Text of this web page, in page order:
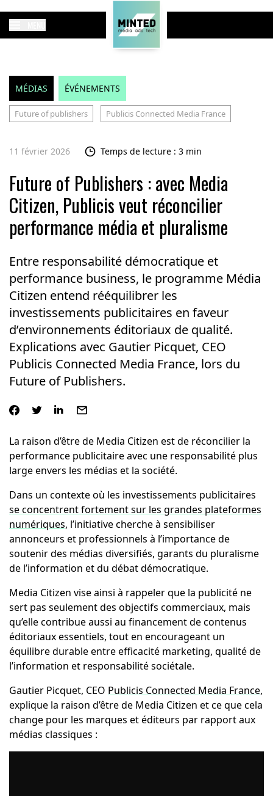
MÉDIAS ÉVÉNEMENTS
Future of publishers Publicis Connected Media France
11 février 2026 Temps de lecture : 3 min
Future of Publishers : avec Media
Citizen, Publicis veut réconcilier
performance média et pluralisme
Entre responsabilité démocratique et
performance business, le programme Média
Citizen entend rééquilibrer les
investissements publicitaires en faveur
d’environnements éditoriaux de qualité.
Explications avec Gautier Picquet, CEO
Publicis Connected Media France, lors du
Future of Publishers.
La raison d’être de Media Citizen est de réconcilier la
performance publicitaire avec une responsabilité plus
large envers les médias et la société.
Dans un contexte où les investissements publicitaires
se concentrent fortement sur les grandes plateformes
numériques, l’initiative cherche à sensibiliser
annonceurs et professionnels à l’importance de
soutenir des médias diversifiés, garants du pluralisme
de l’information et du débat démocratique.
Media Citizen vise ainsi à rappeler que la publicité ne
sert pas seulement des objectifs commerciaux, mais
qu’elle contribue aussi au financement de contenus
éditoriaux essentiels, tout en encourageant un
équilibre durable entre efficacité marketing, qualité de
l’information et responsabilité sociétale.
Gautier Picquet, CEO Publicis Connected Media France,
explique la raison d’être de Media Citizen et ce que cela
change pour les marques et éditeurs par rapport aux
médias classiques :